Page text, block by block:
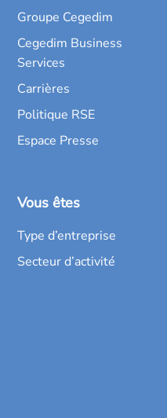
Groupe Cegedim
Cegedim Business
Services
Carrières
Politique RSE
Espace Presse
Vous êtes
Type d’entreprise
Secteur d’activité